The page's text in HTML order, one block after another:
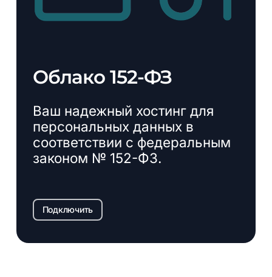
Облако 152-ФЗ
Ваш надежный хостинг для
персональных данных в
соответствии с федеральным
законом № 152-ФЗ.
Подключить